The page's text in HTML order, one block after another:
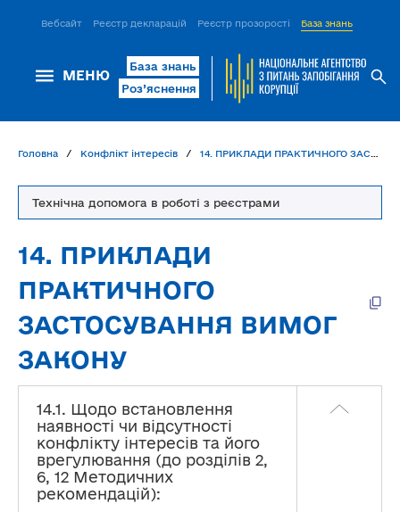
Вебсайт Реєстр декларацій Реєстр прозорості База знань
МЕНЮ
База знань
Роз’яснення
Головна Конфлікт інтересів
Технічна допомога в роботі з реєстрами
14. ПРИКЛАДИ
ПРАКТИЧНОГО
ЗАСТОСУВАННЯ ВИМОГ
ЗАКОНУ
14.1. Щодо встановлення
наявності чи відсутності
конфлікту інтересів та його
врегулювання (до розділів 2,
6, 12 Методичних
рекомендацій):